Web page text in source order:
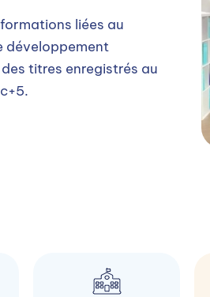
liées au
développement
titres enregistrés au